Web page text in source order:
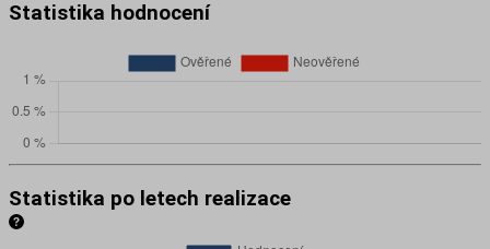
Statistika hodnocení
Statistika po letech realizace